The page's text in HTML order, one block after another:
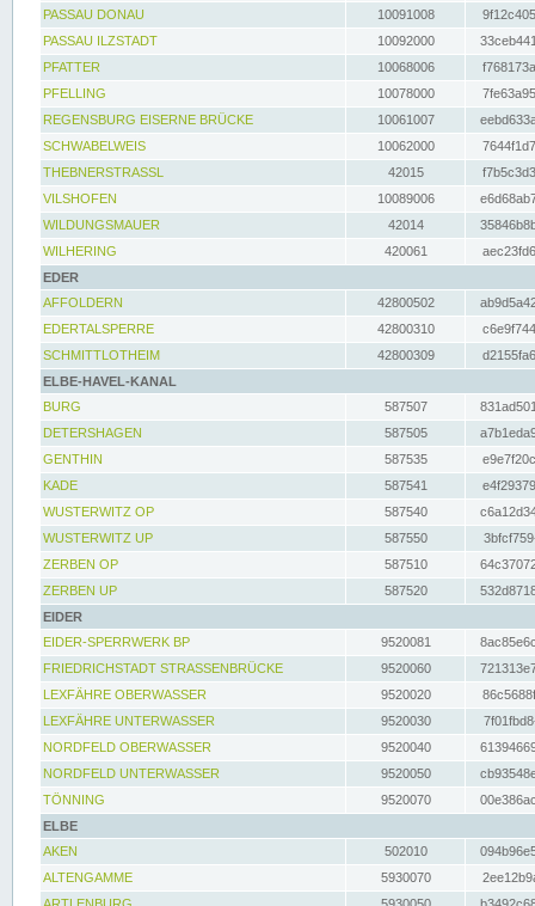
PASSAU DONAU
10091008
PASSAU ILZSTADT
10092000
PFATTER
10068006
PFELLING
10078000
REGENSBURG EISERNE BRÜCKE
10061007
SCHWABELWEIS
10062000
THEBNERSTRASSL
42015
VILSHOFEN
10089006
WILDUNGSMAUER
42014
WILHERING
420061
EDER
AFFOLDERN
42800502
EDERTALSPERRE
42800310
SCHMITTLOTHEIM
42800309
ELBE-HAVEL-KANAL
BURG
587507
DETERSHAGEN
587505
GENTHIN
587535
KADE
587541
WUSTERWITZ OP
587540
WUSTERWITZ UP
587550
ZERBEN OP
587510
ZERBEN UP
587520
EIDER
EIDER-SPERRWERK BP
9520081
FRIEDRICHSTADT STRASSENBRÜCKE
9520060
LEXFÄHRE OBERWASSER
9520020
LEXFÄHRE UNTERWASSER
9520030
NORDFELD OBERWASSER
9520040
NORDFELD UNTERWASSER
9520050
TÖNNING
9520070
ELBE
AKEN
502010
ALTENGAMME
5930070